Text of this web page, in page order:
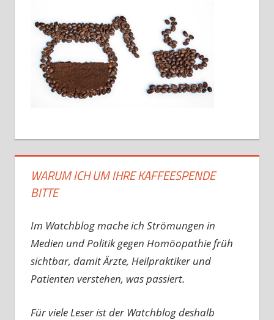
WARUM ICH UM IHRE KAFFEESPENDE
BITTE
Im Watchblog mache ich Strömungen in
Medien und Politik gegen Homöopathie früh
sichtbar, damit Ärzte, Heilpraktiker und
Patienten verstehen, was passiert.
Für viele Leser ist der Watchblog deshalb